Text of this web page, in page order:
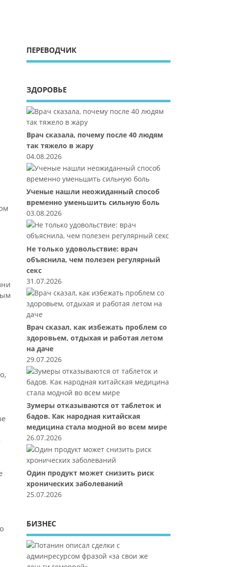
ПЕРЕВОДЧИК
ЗДОРОВЬЕ
Врач сказала, почему после 40 людям
так тяжело в жару
04.08.2026
Ученые нашли неожиданный способ
временно уменьшить сильную боль
03.08.2026
Не только удовольствие: врач
объяснила, чем полезен регулярный
секс
31.07.2026
Врач сказал, как избежать проблем со
здоровьем, отдыхая и работая летом
на даче
29.07.2026
Зумеры отказываются от таблеток и
бадов. Как народная китайская
медицина стала модной во всем мире
26.07.2026
Один продукт может снизить риск
хронических заболеваний
25.07.2026
БИЗНЕС